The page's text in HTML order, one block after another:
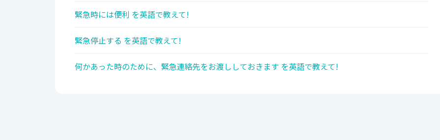
緊急時には便利 を英語で教えて!
緊急停止する を英語で教えて!
何かあった時のために、緊急連絡先をお渡ししておきます を英語で教えて!